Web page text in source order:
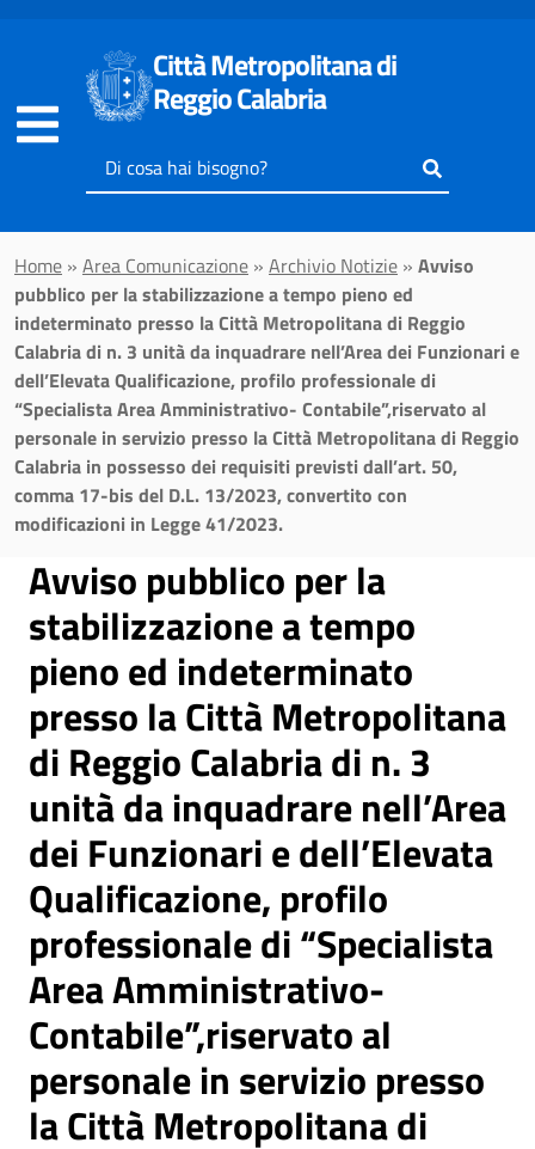
Città Metropolitana di
Reggio Calabria
Inserisci
il
cercare
Home » Area Comunicazione » Archivio Notizie » Avviso
pubblico per la stabilizzazione a tempo pieno ed
indeterminato presso la Città Metropolitana di Reggio
Calabria di n. 3 unità da inquadrare nell’Area dei Funzionari e
dell’Elevata Qualificazione, profilo professionale di
“Specialista Area Amministrativo- Contabile”,riservato al
personale in servizio presso la Città Metropolitana di Reggio
Calabria in possesso dei requisiti previsti dall’art. 50,
comma 17-bis del D.L. 13/2023, convertito con
modificazioni in Legge 41/2023.
Avviso pubblico per la
stabilizzazione a tempo
pieno ed indeterminato
presso la Città Metropolitana
di Reggio Calabria di n. 3
unità da inquadrare nell’Area
dei Funzionari e dell’Elevata
Qualificazione, profilo
professionale di “Specialista
Area Amministrativo-
Contabile”,riservato al
personale in servizio presso
la Città Metropolitana di